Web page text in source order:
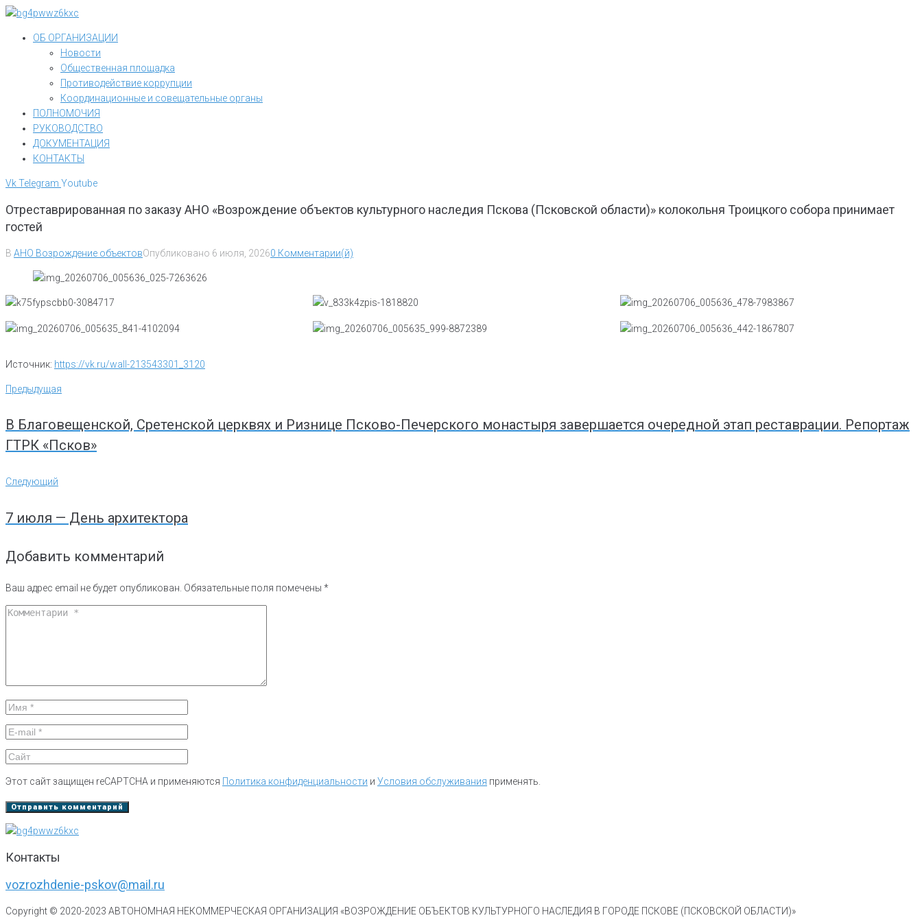
Перейти
контентуОБ ОРГАНИЗАЦИИ
Новости
Общественная площадка
Противодействие коррупции
Координационные и совещательные органы
ПОЛНОМОЧИЯ
РУКОВОДСТВО
ДОКУМЕНТАЦИЯ
КОНТАКТЫ
VkTelegram Youtube
Отреставрированная по заказу АНО «Возрождение объектов культурного наследия Пскова (Псковской области)» колокольня Троицкого собора принимает
гостей
В АНО Возрождение объектовОпубликовано 6 июля, 20260 Комментарии(й)
Источник: https://vk.ru/wall-213543301_3120
Навигация
записям
Предыдущая
Предыдущая
В Благовещенской, Сретенской церквях и Ризнице Псково-Печерского монастыря завершается очередной этап реставрации. Репортаж
ГТРК «Псков»
Следующий
Следующий
7 июля — День архитектора
Добавить комментарий
Ваш адрес email не будет опубликован. Обязательные поля помечены *
Этот сайт защищен reCAPTCHA и применяются Политика конфиденциальности и Условия обслуживания применять.
Контакты
vozrozhdenie-pskov@mail.ru
Copyright © 2020-2023 АВТОНОМНАЯ НЕКОММЕРЧЕСКАЯ ОРГАНИЗАЦИЯ «ВОЗРОЖДЕНИЕ ОБЪЕКТОВ КУЛЬТУРНОГО НАСЛЕДИЯ В ГОРОДЕ ПСКОВЕ (ПСКОВСКОЙ ОБЛАСТИ)»